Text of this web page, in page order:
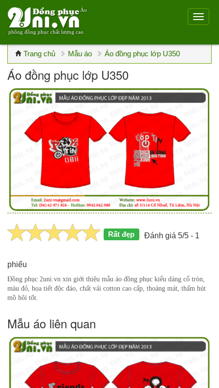
Áo
phông đồng phục chất lượng cao
Trang chủ Mẫu áo Áo đồng phục lớp U350
Áo đồng phục lớp U350
Rất đẹp Đánh giá 5/5 - 1
phiếu
Đồng phục 2uni.vn xin giới thiệu mẫu áo đồng phục kiểu dáng cổ tròn,
màu đỏ, họa tiết độc đáo, chất vải cotton cao cấp, thoáng mát, thấm hút
mồ hôi tốt.
Mẫu áo liên quan